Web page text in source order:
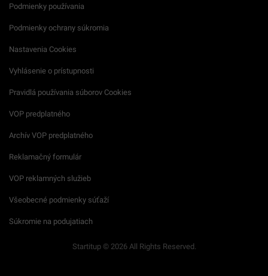
Podmienky používania
Podmienky ochrany súkromia
Nastavenia Cookies
Vyhlásenie o prístupnosti
Pravidlá používania súborov Cookies
VOP predplatného
Archív VOP predplatného
Reklamačný formulár
VOP reklamných služieb
Všeobecné podmienky súťaží
Súkromie na podujatiach
Startitup © 2026 All Rights Reserved.